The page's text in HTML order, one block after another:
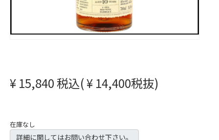
¥ 15,840 税込( ¥ 14,400税抜)
在庫なし
詳細に関してはお問い合わせ下さい。